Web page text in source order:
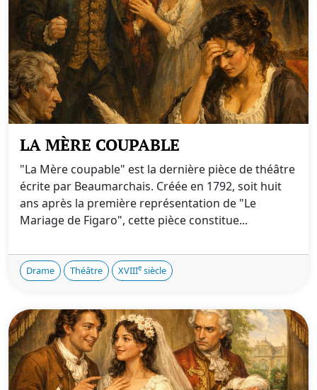
LA MÈRE COUPABLE
"La Mère coupable" est la dernière pièce de théâtre
écrite par Beaumarchais. Créée en 1792, soit huit
ans après la première représentation de "Le
Mariage de Figaro", cette pièce constitue...
Drame Théâtre XVIIIe siècle